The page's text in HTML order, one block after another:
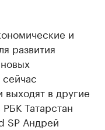
и
развития
в другие
Татарстан
SP Андрей